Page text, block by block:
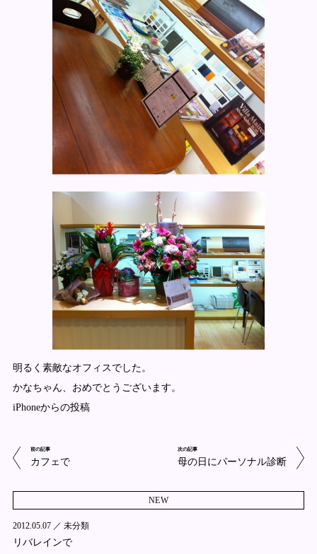
明るく素敵なオフィスでした。
かなちゃん、おめでとうございます。
iPhoneからの投稿
前の記事
カフェで
次の記事
母の日にパーソナル診断
NEW
2012.05.07 ／ 未分類
リバレインで